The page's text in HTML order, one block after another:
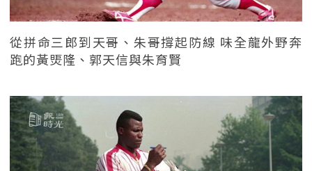
從拼命三郎到天哥、朱哥撐起防線 味全龍外野奔
跑的黃煚隆、郭天信與朱育賢